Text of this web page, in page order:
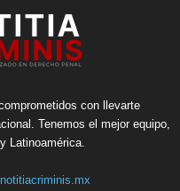
con llevarte
Tenemos el mejor equipo,
Latinoamérica.